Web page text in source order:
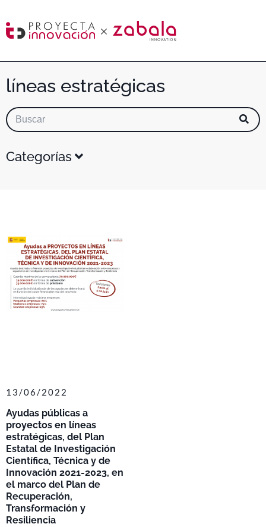
líneas estratégicas
Categorías
Ayudas públicas a
proyectos en líneas
estratégicas, del Plan
Estatal de Investigación
Científica, Técnica y de
Innovación 2021-2023, en
el marco del Plan de
Recuperación,
Transformación y
Resiliencia
13/06/2022